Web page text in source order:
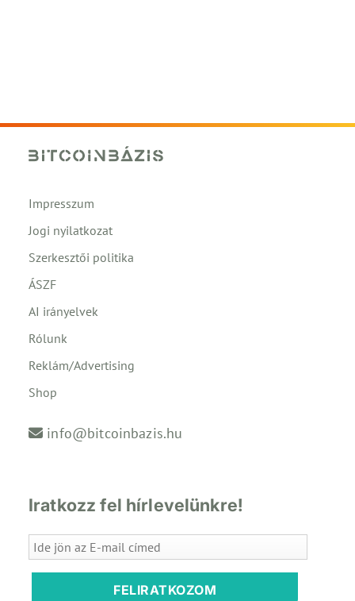
Impresszum
Jogi nyilatkozat
Szerkesztői politika
ÁSZF
AI irányelvek
Rólunk
Reklám/Advertising
Shop
info@bitcoinbazis.hu
Iratkozz fel hírlevelünkre!
FELIRATKOZOM